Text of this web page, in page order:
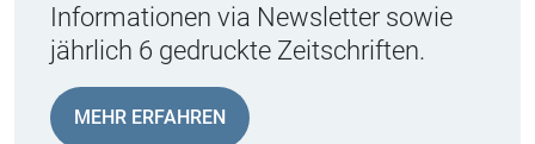
Informationen via Newsletter sowie
jährlich 6 gedruckte Zeitschriften.
MEHR ERFAHREN